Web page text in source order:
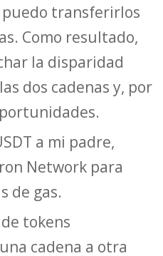
puedo transferirlos
Como resultado,
la disparidad
dos cadenas y, por
a mi padre,
Network para
de gas.
tokens
cadena a otra